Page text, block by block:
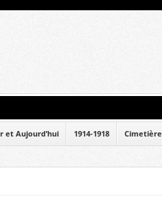
et Aujourd’hui 1914-1918 Cimetière